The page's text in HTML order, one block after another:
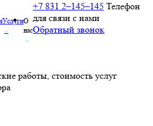
Услуги
⌵
О
нас
⌵
+7 831 2–145–145 Телефон
для связи с нами
Обратный звонок
работы, стоимость услуг